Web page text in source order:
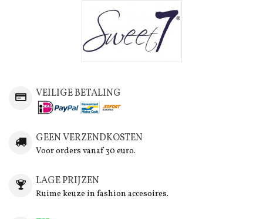
VEILIGE BETALING
GEEN VERZENDKOSTEN
Voor orders vanaf 30 euro.
LAGE PRIJZEN
Ruime keuze in fashion accesoires.